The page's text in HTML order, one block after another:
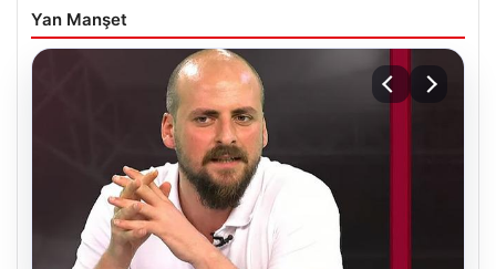
Yan Manşet